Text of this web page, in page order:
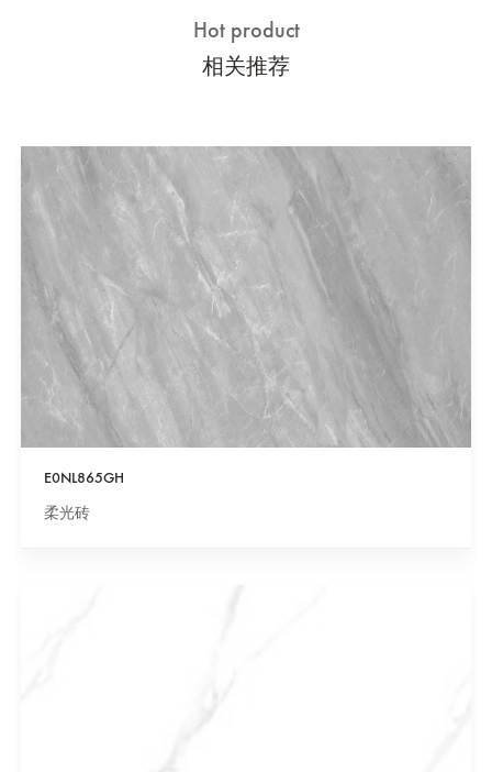
Hot product
相关推荐
E0NL865GH
柔光砖